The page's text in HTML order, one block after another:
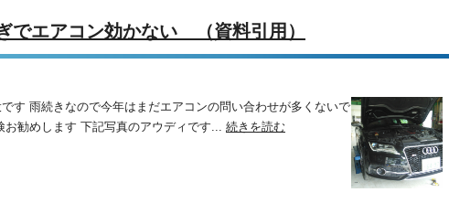
でエアコン効かない （資料引用）
す 雨続きなので今年はまだエアコンの問い合わせが多くないで
勧めします 下記写真のアウディです... 続きを読む